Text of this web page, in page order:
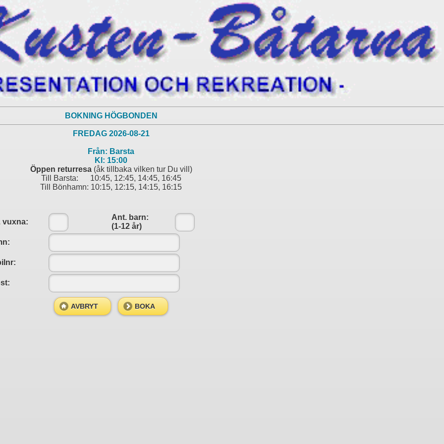
BOKNING HÖGBONDEN
FREDAG 2026-08-21
Från: Barsta
Kl: 15:00
Öppen returresa(åk tillbaka vilken tur Du vill)
Till Barsta: 10:45, 12:45, 14:45, 16:45
Till Bönhamn: 10:15, 12:15, 14:15, 16:15
vuxna:
Ant. barn:
(1-12 år)
AVBRYT BOKA